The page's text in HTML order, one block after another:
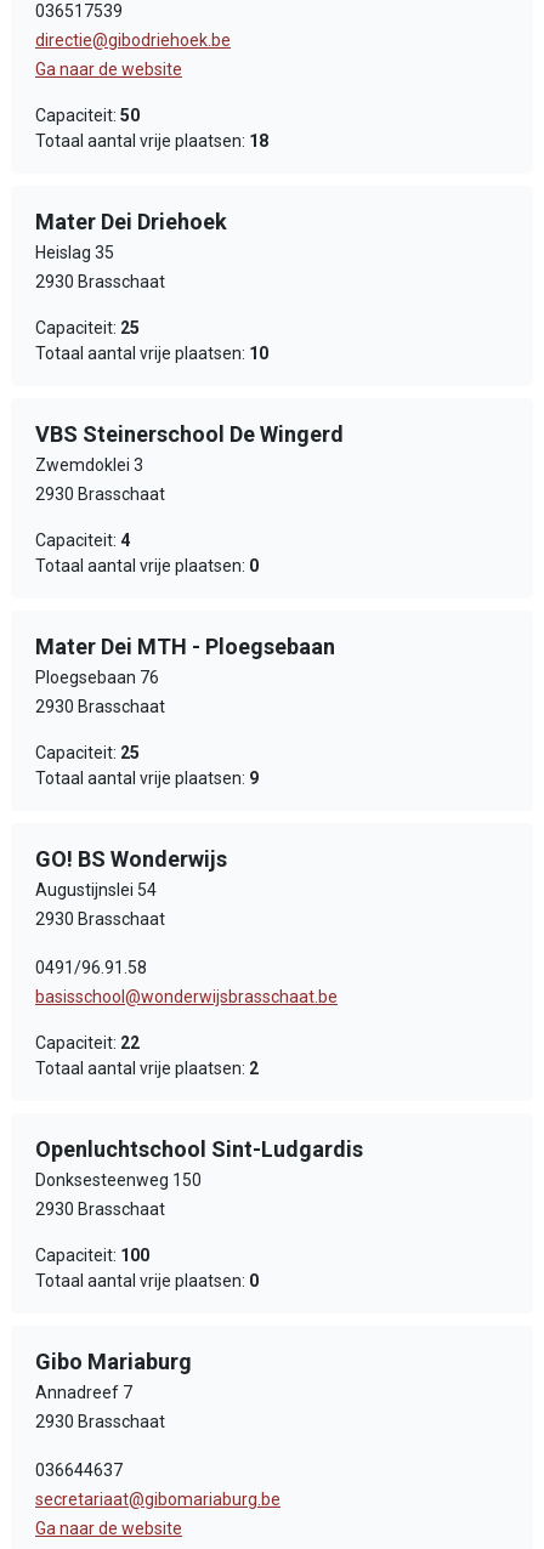
036517539
directie@gibodriehoek.be
Ga naar de website
Capaciteit: 50
Totaal aantal vrije plaatsen: 18
Mater Dei Driehoek
Heislag 35
2930 Brasschaat
Capaciteit: 25
Totaal aantal vrije plaatsen: 10
VBS Steinerschool De Wingerd
Zwemdoklei 3
2930 Brasschaat
Capaciteit: 4
Totaal aantal vrije plaatsen: 0
Mater Dei MTH - Ploegsebaan
Ploegsebaan 76
2930 Brasschaat
Capaciteit: 25
Totaal aantal vrije plaatsen: 9
GO! BS Wonderwijs
Augustijnslei 54
2930 Brasschaat
0491/96.91.58
basisschool@wonderwijsbrasschaat.be
Capaciteit: 22
Totaal aantal vrije plaatsen: 2
Openluchtschool Sint-Ludgardis
Donksesteenweg 150
2930 Brasschaat
Capaciteit: 100
Totaal aantal vrije plaatsen: 0
Gibo Mariaburg
Annadreef 7
2930 Brasschaat
036644637
secretariaat@gibomariaburg.be
Ga naar de website